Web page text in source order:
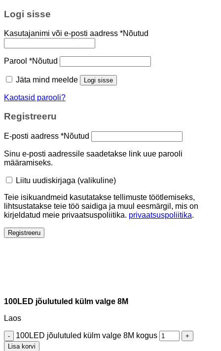
Logi sisse
Kasutajanimi või e-posti aadress *Nõutud
Parool *Nõutud
Jäta mind meelde Logi sisse
Kaotasid parooli?
Registreeru
E-posti aadress *Nõutud
Sinu e-posti aadressile saadetakse link uue parooli
määramiseks.
Liitu uudiskirjaga (valikuline)
Teie isikuandmeid kasutatakse tellimuste töötlemiseks,
lihtsustatakse teie töö saidiga ja muul eesmärgil, mis on
kirjeldatud meie privaatsuspoliitika. privaatsuspoliitika.
Registreeru
100LED jõulutuled külm valge 8M
Laos
100LED jõulutuled külm valge 8M kogus
Lisa korvi